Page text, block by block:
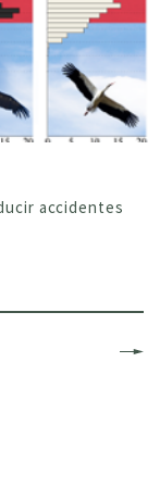
accidentes